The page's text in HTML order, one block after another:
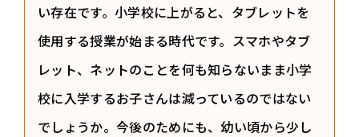
い存在です。小学校に上がると、タブレットを
使用する授業が始まる時代です。スマホやタブ
レット、ネットのことを何も知らないまま小学
校に入学するお子さんは減っているのではない
でしょうか。今後のためにも、幼い頃から少し